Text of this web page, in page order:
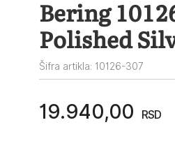
Bering
Polished
Šifra artikla: 10126-307
19.940,00 RSD